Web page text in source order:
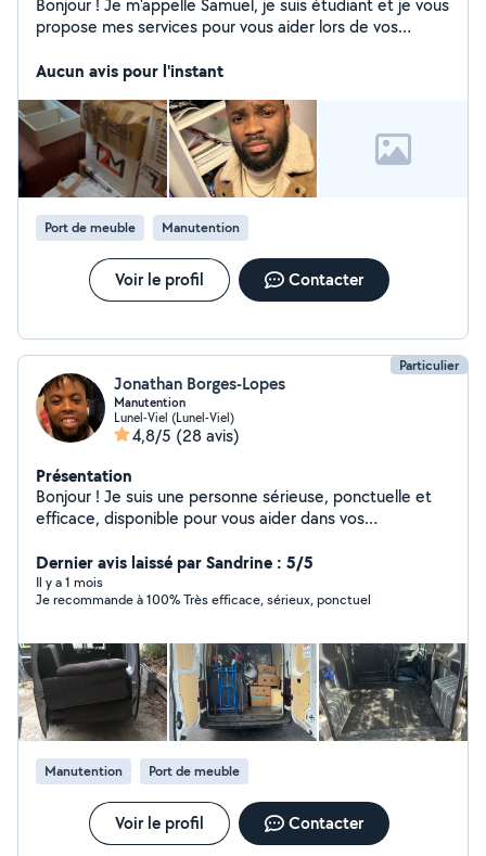
Bonjour ! Je m'appelle Samuel, je suis étudiant et je vous
propose mes services pour vous aider lors de vos
toute autre manutention. Je n'ai peut-être pas des bras
tout minuscules ) sont prêts à vous donner un sérieux
coup de main ! Sérieux, motivé et ponctuel, je m'investis
toujours pour que le travail soit bien fait. N'hésitez pas à
me contacter si vous avez besoin d'aide. Ce sera un
plaisir de vous rendre service. À bientôt !
Aucun avis pour l'instant
Port de meuble Manutention
Voir le profil Contacter
Particulier
Jonathan Borges-Lopes
Manutention
Lunel-Viel (Lunel-Viel)
4,8/5 (28 avis)
Présentation
Bonjour ! Je suis une personne sérieuse, ponctuelle et
efficace, disponible pour vous aider dans vos
démonter/remonter des meubles, ou transporter vos
affaires en toute sécurité. Je suis habitué aux
déménagements et je travaille toujours avec soin et
Dernier avis laissé par Sandrine : 5/5
Il y a 1 mois
Je recommande à 100% Très efficace, sérieux, ponctuel
Manutention Port de meuble
Voir le profil Contacter